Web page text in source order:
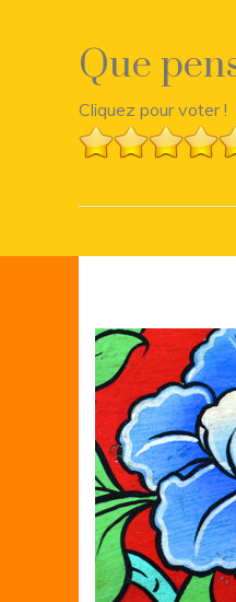
Que
Cliquez pour voter !